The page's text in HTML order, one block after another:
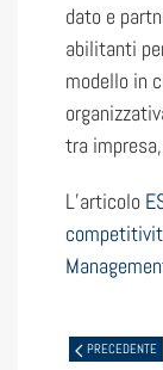
dato e
abilitanti
modello in
tra
L’articolo
PRECEDENTE